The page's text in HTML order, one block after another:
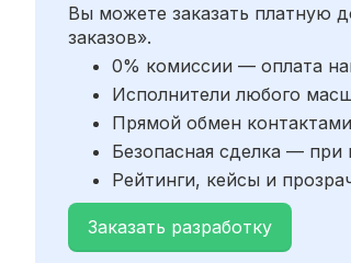
Вы можете заказать платную
заказов».
0% комиссии — оплата
Исполнители любого
Прямой обмен
Безопасная сделка — при
Рейтинги, кейсы и
Заказать разработку